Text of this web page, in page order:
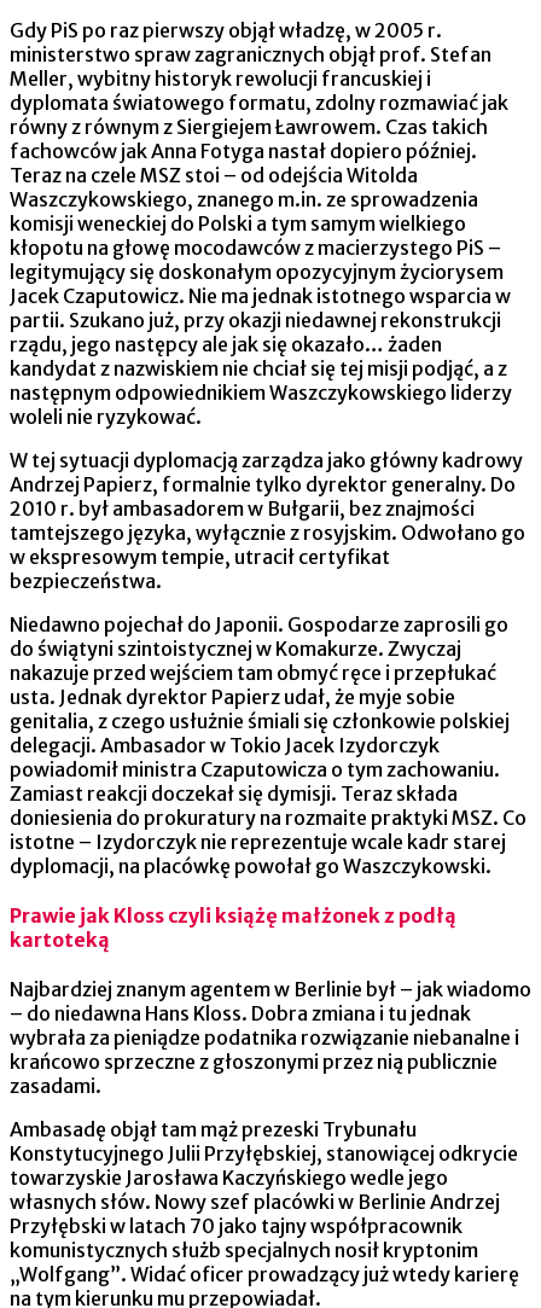
Gdy PiS po raz pierwszy objął władzę, w 2005 r.
ministerstwo spraw zagranicznych objął prof. Stefan
Meller, wybitny historyk rewolucji francuskiej i
dyplomata światowego formatu, zdolny rozmawiać jak
równy z równym z Siergiejem Ławrowem. Czas takich
fachowców jak Anna Fotyga nastał dopiero później.
Teraz na czele MSZ stoi – od odejścia Witolda
Waszczykowskiego, znanego m.in. ze sprowadzenia
komisji weneckiej do Polski a tym samym wielkiego
kłopotu na głowę mocodawców z macierzystego PiS –
legitymujący się doskonałym opozycyjnym życiorysem
Jacek Czaputowicz. Nie ma jednak istotnego wsparcia w
partii. Szukano już, przy okazji niedawnej rekonstrukcji
rządu, jego następcy ale jak się okazało… żaden
kandydat z nazwiskiem nie chciał się tej misji podjąć, a z
następnym odpowiednikiem Waszczykowskiego liderzy
woleli nie ryzykować.
W tej sytuacji dyplomacją zarządza jako główny kadrowy
Andrzej Papierz, formalnie tylko dyrektor generalny. Do
2010 r. był ambasadorem w Bułgarii, bez znajmości
tamtejszego języka, wyłącznie z rosyjskim. Odwołano go
w ekspresowym tempie, utracił certyfikat
bezpieczeństwa.
Niedawno pojechał do Japonii. Gospodarze zaprosili go
do świątyni szintoistycznej w Komakurze. Zwyczaj
nakazuje przed wejściem tam obmyć ręce i przepłukać
usta. Jednak dyrektor Papierz udał, że myje sobie
genitalia, z czego usłużnie śmiali się członkowie polskiej
delegacji. Ambasador w Tokio Jacek Izydorczyk
powiadomił ministra Czaputowicza o tym zachowaniu.
Zamiast reakcji doczekał się dymisji. Teraz składa
doniesienia do prokuratury na rozmaite praktyki MSZ. Co
istotne – Izydorczyk nie reprezentuje wcale kadr starej
dyplomacji, na placówkę powołał go Waszczykowski.
Prawie jak Kloss czyli książę małżonek z podłą
kartoteką
Najbardziej znanym agentem w Berlinie był – jak wiadomo
– do niedawna Hans Kloss. Dobra zmiana i tu jednak
wybrała za pieniądze podatnika rozwiązanie niebanalne i
krańcowo sprzeczne z głoszonymi przez nią publicznie
zasadami.
Ambasadę objął tam mąż prezeski Trybunału
Konstytucyjnego Julii Przyłębskiej, stanowiącej odkrycie
towarzyskie Jarosława Kaczyńskiego wedle jego
własnych słów. Nowy szef placówki w Berlinie Andrzej
Przyłębski w latach 70 jako tajny współpracownik
komunistycznych służb specjalnych nosił kryptonim
„Wolfgang”. Widać oficer prowadzący już wtedy karierę
na tym kierunku mu przepowiadał.